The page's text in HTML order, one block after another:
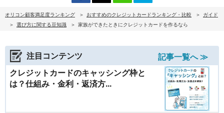
オリコン顧客満足度ランキング おすすめのクレジットカードランキング・比較
ガイド
選び方に関する豆知識
家族ができたときにクレジットカードを作るなら
注目コンテンツ
記事一覧へ ≫
クレジットカードのキャッシング枠と
は？仕組み・金利・返済方...